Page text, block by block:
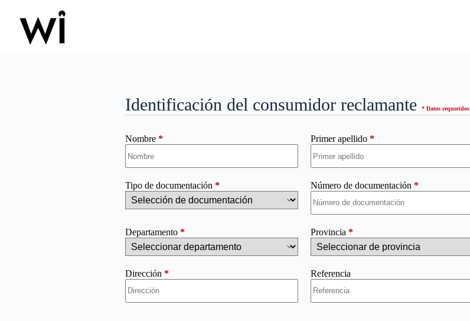
contenido
Identificación del consumidor reclamante* Datos requeridos
Nombre* Primer apellido *
Tipo de documentación* Número de documentación *
Departamento* Provincia *
Dirección* Referencia